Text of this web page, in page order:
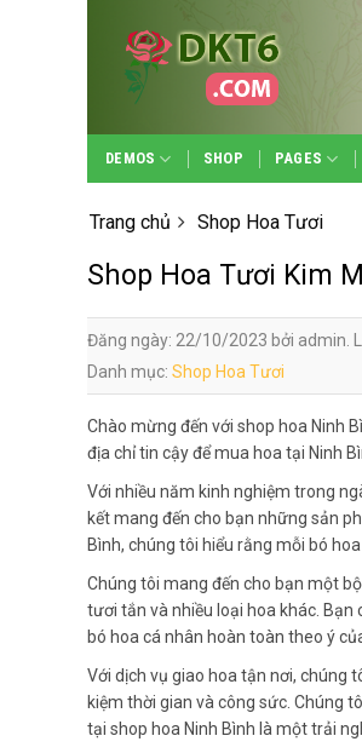
content
DEMOS SHOP PAGES
Trang chủ Shop Hoa Tươi
Shop Hoa Tươi Kim
Đăng ngày: 22/10/2023 bởi admin.
Danh mục: Shop Hoa Tươi
Chào mừng đến với shop hoa Ninh
địa chỉ tin cậy để mua hoa tại Ninh
Với nhiều năm kinh nghiệm trong
kết mang đến cho bạn những sản
Bình, chúng tôi hiểu rằng mỗi bó
Chúng tôi mang đến cho bạn một
tươi tắn và nhiều loại hoa khác.
bó hoa cá nhân hoàn toàn theo ý
Với dịch vụ giao hoa tận nơi, chúng
kiệm thời gian và công sức. Chúng
tại shop hoa Ninh Bình là một trải